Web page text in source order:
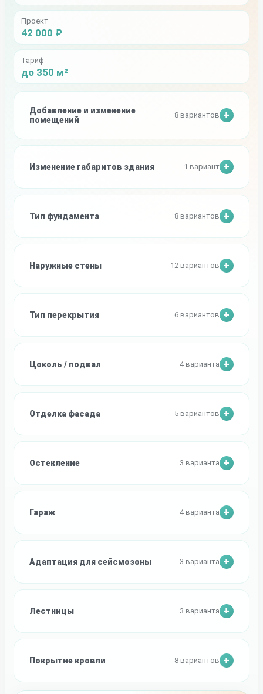
Проект
42 000 ₽
Тариф
до 350 м²
Добавление и изменение
помещений
8 вариантов
Изменение габаритов здания 1 вариант
Тип фундамента 8 вариантов
Наружные стены 12 вариантов
Тип перекрытия 6 вариантов
Цоколь / подвал 4 варианта
Отделка фасада 5 вариантов
Остекление 3 варианта
Гараж 4 варианта
Адаптация для сейсмозоны 3 варианта
Лестницы 3 варианта
Покрытие кровли 8 вариантов